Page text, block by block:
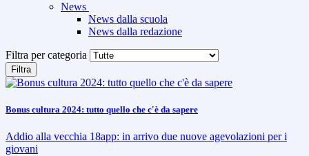
News
News dalla scuola
News dalla redazione
Filtra per categoria
Filtra
Bonus cultura 2024: tutto quello che c'è da sapere
Addio alla vecchia 18app: in arrivo due nuove agevolazioni per i
giovani